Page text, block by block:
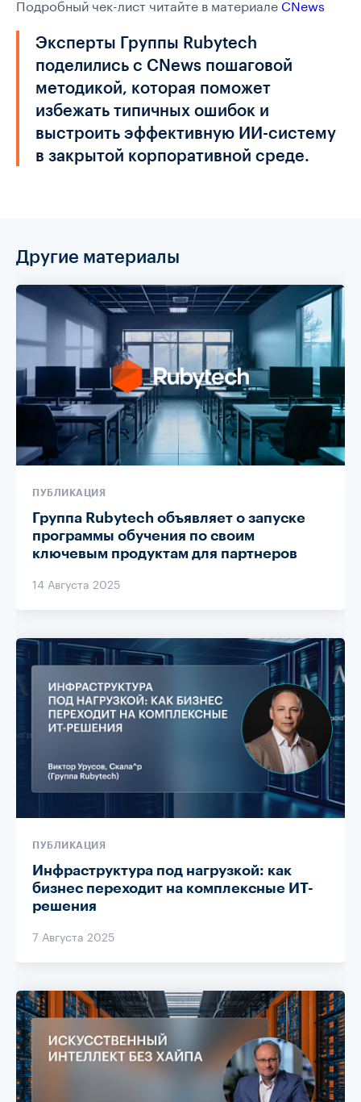
Подробный чек-лист читайте в материале CNews
Эксперты Группы Rubytech
поделились с CNews пошаговой
методикой, которая поможет
избежать типичных ошибок и
выстроить эффективную ИИ-систему
в закрытой корпоративной среде.
Другие материалы
ПУБЛИКАЦИЯ
Группа Rubytech объявляет о запуске
программы обучения по своим
ключевым продуктам для партнеров
14 Августа 2025
ПУБЛИКАЦИЯ
Инфраструктура под нагрузкой: как
бизнес переходит на комплексные ИТ-
решения
7 Августа 2025